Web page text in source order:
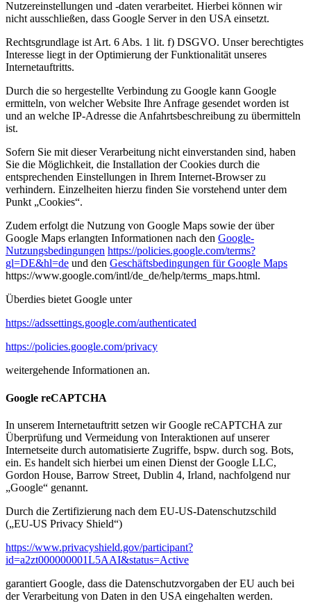
Nutzereinstellungen und -daten verarbeitet. Hierbei können wir
nicht ausschließen, dass Google Server in den USA einsetzt.
Rechtsgrundlage ist Art. 6 Abs. 1 lit. f) DSGVO. Unser berechtigtes
Interesse liegt in der Optimierung der Funktionalität unseres
Internetauftritts.
Durch die so hergestellte Verbindung zu Google kann Google
ermitteln, von welcher Website Ihre Anfrage gesendet worden ist
und an welche IP-Adresse die Anfahrtsbeschreibung zu übermitteln
ist.
Sofern Sie mit dieser Verarbeitung nicht einverstanden sind, haben
Sie die Möglichkeit, die Installation der Cookies durch die
entsprechenden Einstellungen in Ihrem Internet-Browser zu
verhindern. Einzelheiten hierzu finden Sie vorstehend unter dem
Punkt „Cookies“.
Zudem erfolgt die Nutzung von Google Maps sowie der über
Google Maps erlangten Informationen nach den Google-
Nutzungsbedingungen https://policies.google.com/terms?
gl=DE&hl=de und den Geschäftsbedingungen für Google Maps
https://www.google.com/intl/de_de/help/terms_maps.html.
Überdies bietet Google unter
https://adssettings.google.com/authenticated
https://policies.google.com/privacy
weitergehende Informationen an.
Google reCAPTCHA
In unserem Internetauftritt setzen wir Google reCAPTCHA zur
Überprüfung und Vermeidung von Interaktionen auf unserer
Internetseite durch automatisierte Zugriffe, bspw. durch sog. Bots,
ein. Es handelt sich hierbei um einen Dienst der Google LLC,
Gordon House, Barrow Street, Dublin 4, Irland, nachfolgend nur
„Google“ genannt.
Durch die Zertifizierung nach dem EU-US-Datenschutzschild
(„EU-US Privacy Shield“)
https://www.privacyshield.gov/participant?
id=a2zt000000001L5AAI&status=Active
garantiert Google, dass die Datenschutzvorgaben der EU auch bei
der Verarbeitung von Daten in den USA eingehalten werden.